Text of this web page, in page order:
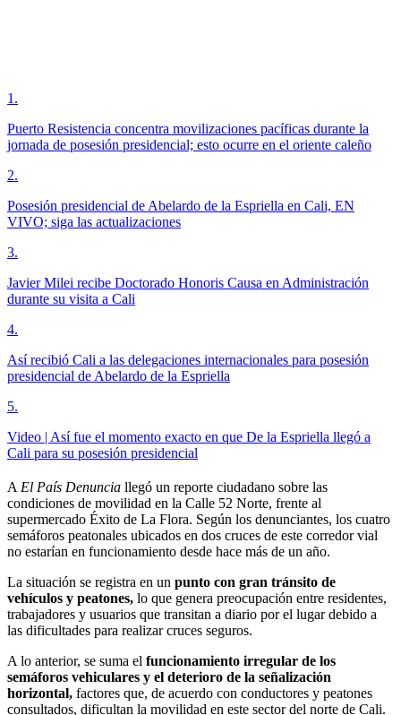
1 .
Puerto Resistencia concentra movilizaciones pacíficas durante la
jornada de posesión presidencial; esto ocurre en el oriente caleño
2.
Posesión presidencial de Abelardo de la Espriella en Cali, EN
VIVO; siga las actualizaciones
3.
Javier Milei recibe Doctorado Honoris Causa en Administración
durante su visita a Cali
4.
Así recibió Cali a las delegaciones internacionales para posesión
presidencial de Abelardo de la Espriella
5.
Video | Así fue el momento exacto en que De la Espriella llegó a
Cali para su posesión presidencial
A El País Denuncia llegó un reporte ciudadano sobre las
condiciones de movilidad en la Calle 52 Norte, frente al
supermercado Éxito de La Flora. Según los denunciantes, los cuatro
semáforos peatonales ubicados en dos cruces de este corredor vial
no estarían en funcionamiento desde hace más de un año.
La situación se registra en un punto con gran tránsito de
vehículos y peatones, lo que genera preocupación entre residentes,
trabajadores y usuarios que transitan a diario por el lugar debido a
las dificultades para realizar cruces seguros.
A lo anterior, se suma el funcionamiento irregular de los
semáforos vehiculares y el deterioro de la señalización
horizontal, factores que, de acuerdo con conductores y peatones
consultados, dificultan la movilidad en este sector del norte de Cali.